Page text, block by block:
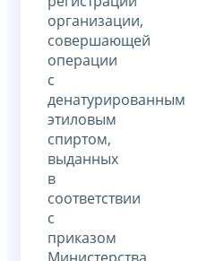
организации,
совершающей
операции
с
денатурированным
этиловым
спиртом,
выданных
в
соответствии
с
приказом
Министерства